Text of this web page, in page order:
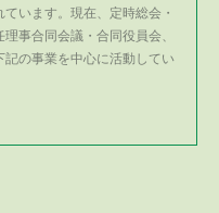
います。現在、定時総会・
事合同会議・合同役員会、
の事業を中心に活動してい